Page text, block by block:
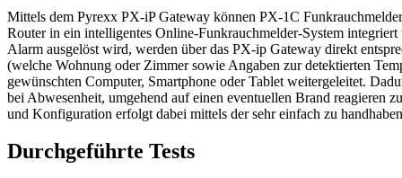
Mittels dem Pyrexx PX-iP Gateway können PX-1C
Router in ein intelligentes Online-Funkrauchmelder-System
Alarm ausgelöst wird, werden über das PX-ip Gateway direkt
(welche Wohnung oder Zimmer sowie Angaben zur detektierten
gewünschten Computer, Smartphone oder Tablet weitergeleitet.
bei Abwesenheit, umgehend auf einen eventuellen Brand reagieren
und Konfiguration erfolgt dabei mittels der sehr einfach zu
Durchgeführte Tests